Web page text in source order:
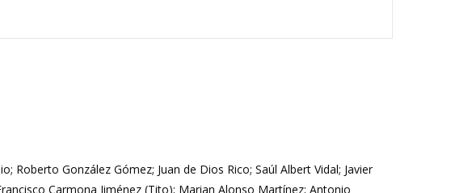
Roberto González Gómez; Juan de Dios Rico; Saúl Albert Vidal; Javier
Carmona Jiménez (Tito); Marian Alonso Martínez; Antonio